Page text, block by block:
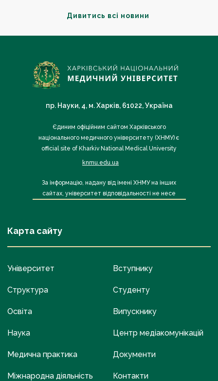
Дивитись всі новини
пр. Науки, 4, м. Харків, 61022, Україна
Єдиним офіційним сайтом Харківського
національного медичного університету (ХНМУ) є
official site of Kharkiv National Medical University
knmu.edu.ua
За інформацію, надану від імені ХНМУ на інших
сайтах, університет відповідальності не несе
Карта сайту
Університет
Структура
Освіта
Наука
Медична практика
Міжнародна діяльність
Вступнику
Студенту
Випускнику
Центр медіакомунікацій
Документи
Контакти